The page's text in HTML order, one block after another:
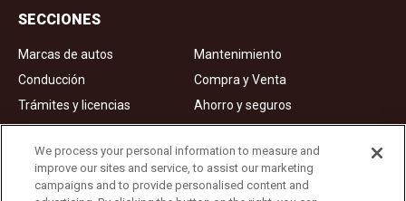
SECCIONES
Marcas de autos
Mantenimiento
Conducción
Compra y Venta
Trámites y licencias
Ahorro y seguros
Noticias
Videos de autos
Ad Choices
We process your personal information to measure and
improve our sites and service, to assist our marketing
campaigns and to provide personalised content and